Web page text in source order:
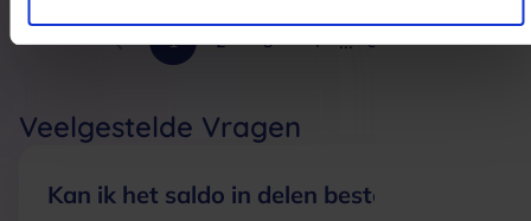
1 2 3 4 ... 51
Veelgestelde Vragen
Kan ik het saldo in delen besteden?